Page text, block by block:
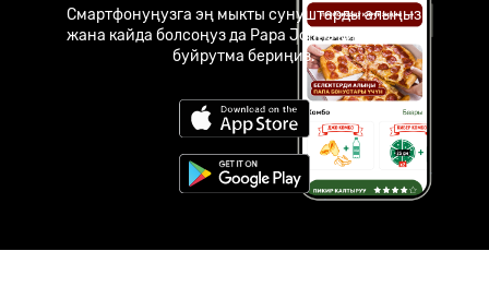
Смартфонуңузга эң мыкты сунуштарды алыңыз
жана кайда болсоңуз да Papa Johns пиццасына
буйрутма бериңиз.